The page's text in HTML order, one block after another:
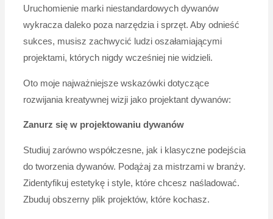
Uruchomienie marki niestandardowych dywanów
wykracza daleko poza narzędzia i sprzęt. Aby odnieść
sukces, musisz zachwycić ludzi oszałamiającymi
projektami, których nigdy wcześniej nie widzieli.
Oto moje najważniejsze wskazówki dotyczące
rozwijania kreatywnej wizji jako projektant dywanów:
Zanurz się w projektowaniu dywanów
Studiuj zarówno współczesne, jak i klasyczne podejścia
do tworzenia dywanów. Podążaj za mistrzami w branży.
Zidentyfikuj estetykę i style, które chcesz naśladować.
Zbuduj obszerny plik projektów, które kochasz.